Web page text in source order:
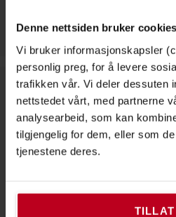
Denne nettsiden bruker cookies
Vi bruker informasjonskapsler
personlig preg, for å levere
trafikken vår. Vi deler dessuten
nettstedet vårt, med partnerne
analysearbeid, som kan
tilgjengelig for dem, eller som
tjenestene deres.
Om Toyota
Våre avdelinger
PR og Nyheter